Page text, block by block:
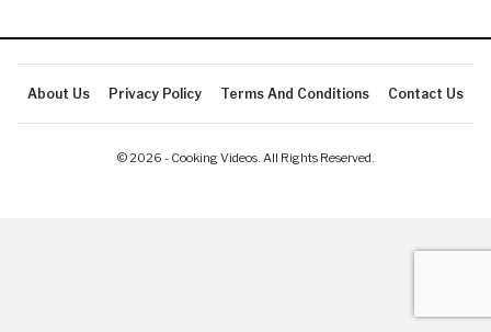
About Us Privacy Policy Terms And Conditions Contact Us
© 2026 - Cooking Videos. All Rights Reserved.